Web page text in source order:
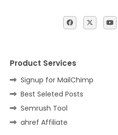
Product Services
Signup for MailChimp
Best Seleted Posts
Semrush Tool
ahref Affiliate